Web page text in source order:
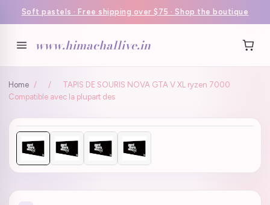
Soft pastels · Free shipping over $75 · Shop the boutique
www.himachallive.in
Home / /
TAPIS DE SOURIS NOVA GTA V XL ryzen 7000
Compatible avec la plupart des